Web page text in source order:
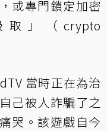
或專門鎖定加密
」（crypto
當時正在為治
己被人詐騙了之
哭。該遊戲自今